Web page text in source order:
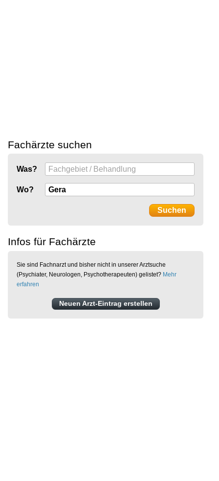
Fachärzte suchen
Was?
Wo?
Infos für Fachärzte
Sie sind Fachnarzt und bisher nicht in unserer Arztsuche
(Psychiater, Neurologen, Psychotherapeuten) gelistet? Mehr
erfahren
Neuen Arzt-Eintrag erstellen